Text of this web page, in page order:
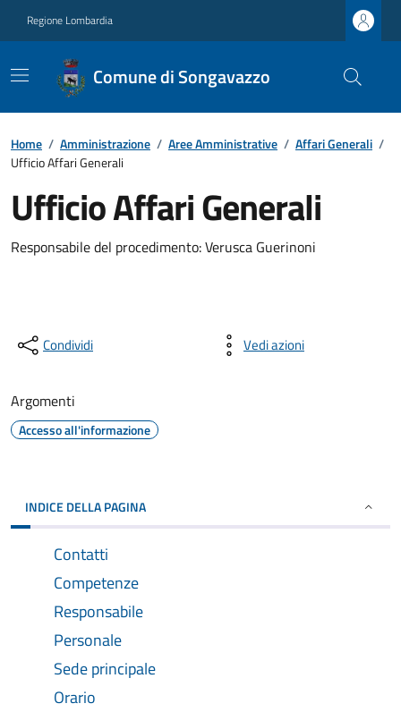
Regione Lombardia
Comune di Songavazzo
Home / Amministrazione / Aree Amministrative / Affari Generali /
Ufficio Affari Generali
Ufficio Affari Generali
Responsabile del procedimento: Verusca Guerinoni
Condividi Vedi azioni
Argomenti
Accesso all'informazione
INDICE DELLA PAGINA
Contatti
Competenze
Responsabile
Personale
Sede principale
Orario